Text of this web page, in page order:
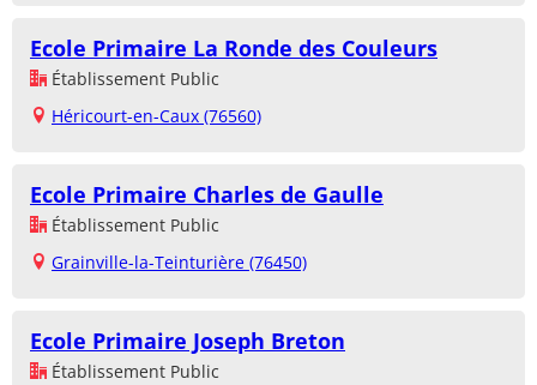
Ecole Primaire La Ronde des Couleurs
Établissement Public
Héricourt-en-Caux (76560)
Ecole Primaire Charles de Gaulle
Établissement Public
Grainville-la-Teinturière (76450)
Ecole Primaire Joseph Breton
Établissement Public